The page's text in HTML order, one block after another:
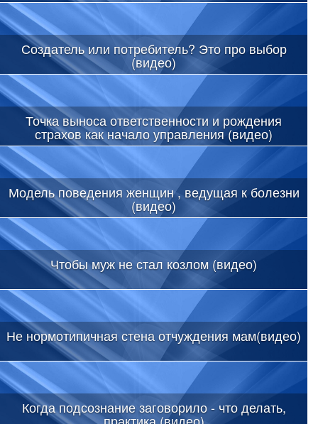
Создатель или потребитель? Это про выбор
(видео)
Точка выноса ответственности и рождения
страхов как начало управления (видео)
Модель поведения женщин , ведущая к болезни
(видео)
Чтобы муж не стал козлом (видео)
Не нормотипичная стена отчуждения мам(видео)
Когда подсознание заговорило - что делать,